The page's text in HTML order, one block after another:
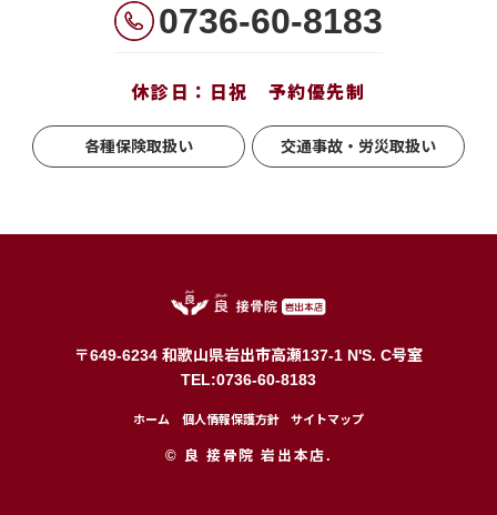
0736-60-8183
休診日：日祝 予約優先制
各種保険取扱い 交通事故・労災取扱い
〒649-6234 和歌山県岩出市高瀬137-1 N'S. C号室
TEL:0736-60-8183
ホーム 個人情報保護方針 サイトマップ
© 良 接骨院 岩出本店.